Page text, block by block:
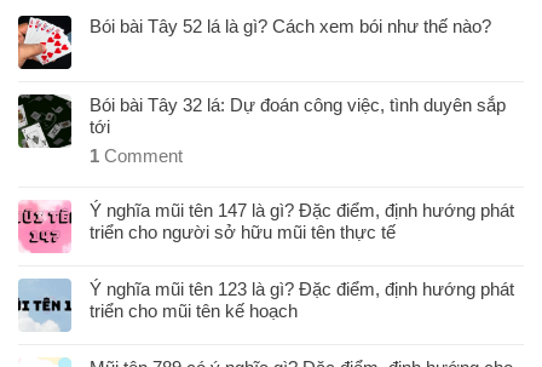
Bói bài Tây 52 lá là gì? Cách xem bói như thế nào?
Bói bài Tây 32 lá: Dự đoán công việc, tình duyên sắp
tới
1 Comment
Ý nghĩa mũi tên 147 là gì? Đặc điểm, định hướng phát
triển cho người sở hữu mũi tên thực tế
Ý nghĩa mũi tên 123 là gì? Đặc điểm, định hướng phát
triển cho mũi tên kế hoạch